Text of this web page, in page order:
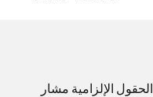
الحقول الإلزامية مشار